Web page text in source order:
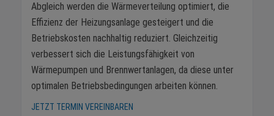
Abgleich werden die Wärmeverteilung optimiert, die
Effizienz der Heizungsanlage gesteigert und die
Betriebskosten nachhaltig reduziert. Gleichzeitig
verbessert sich die Leistungsfähigkeit von
Wärmepumpen und Brennwertanlagen, da diese unter
optimalen Betriebsbedingungen arbeiten können.
JETZT TERMIN VEREINBAREN